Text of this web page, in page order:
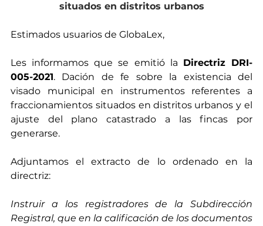
situados en distritos urbanos
Estimados usuarios de GlobaLex,
Les informamos que se emitió la Directriz DRI-
005-2021. Dación de fe sobre la existencia del
visado municipal en instrumentos referentes a
fraccionamientos situados en distritos urbanos y el
ajuste del plano catastrado a las fincas por
generarse.
Adjuntamos el extracto de lo ordenado en la
directriz:
Instruir a los registradores de la Subdirección
Registral, que en la calificación de los documentos